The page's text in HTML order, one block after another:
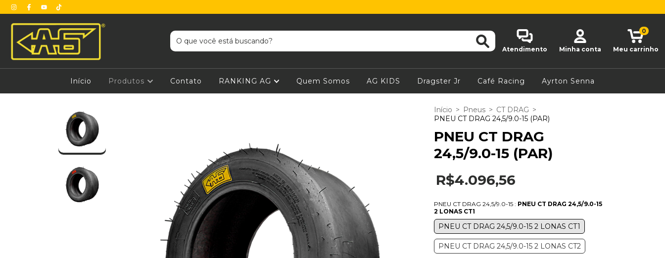
Atendimento Minha conta Meu carrinho
0
Início Produtos Contato RANKING AG Quem Somos AG KIDS Dragster Jr Café Racing Ayrton Senna
Início > Pneus > CT DRAG >
PNEU CT DRAG 24,5/9.0-15 (PAR)
PNEU CT DRAG
24,5/9.0-15 (PAR)
R$4.096,56
PNEU CT DRAG 24,5/9.0-15 : PNEU CT DRAG 24,5/9.0-15
2 LONAS CT1
PNEU CT DRAG 24,5/9.0-15 2 LONAS CT1
PNEU CT DRAG 24,5/9.0-15 2 LONAS CT2